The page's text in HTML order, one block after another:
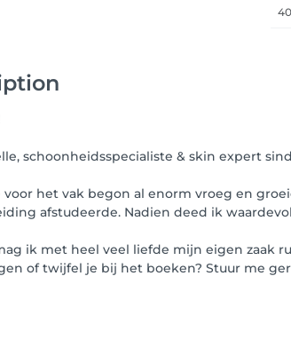
schoonheidsspecialiste & skin expert
voor het vak begon al enorm vroeg en
afstudeerde. Nadien deed ik
ik met heel veel liefde mijn eigen zaak
of twijfel je bij het boeken? Stuur me